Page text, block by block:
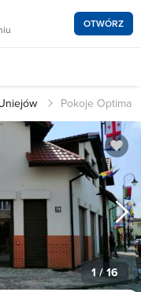
OTWÓRZ
Pokoje Optima
1/ 16